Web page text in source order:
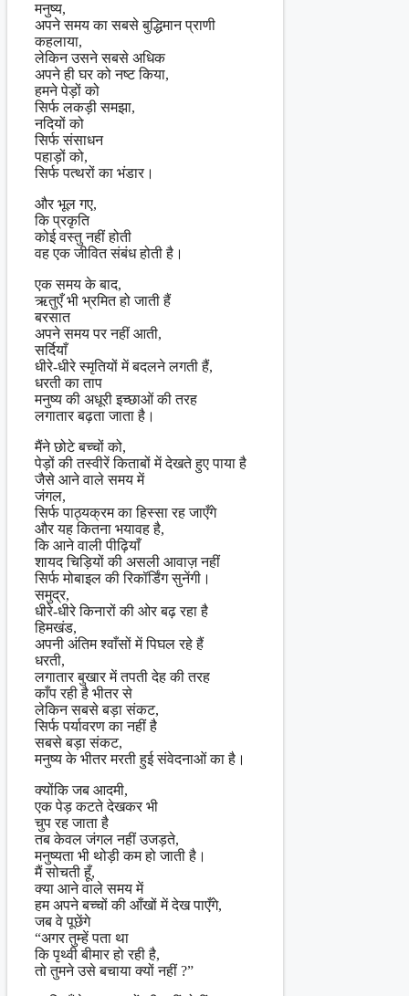
मनुष्य,
अपने समय का सबसे बुद्धिमान प्राणी
कहलाया,
लेकिन उसने सबसे अधिक
अपने ही घर को नष्ट किया,
हमने पेड़ों को
सिर्फ लकड़ी समझा,
नदियों को
सिर्फ संसाधन
पहाड़ों को,
सिर्फ पत्थरों का भंडार।
और भूल गए,
कि प्रकृति
कोई वस्तु नहीं होती
वह एक जीवित संबंध होती है।
एक समय के बाद,
ऋतुएँ भी भ्रमित हो जाती हैं
बरसात
अपने समय पर नहीं आती,
सर्दियाँ
धीरे-धीरे स्मृतियों में बदलने लगती हैं,
धरती का ताप
मनुष्य की अधूरी इच्छाओं की तरह
लगातार बढ़ता जाता है।
मैंने छोटे बच्चों को,
पेड़ों की तस्वीरें किताबों में देखते हुए पाया है
जैसे आने वाले समय में
जंगल,
सिर्फ पाठ्यक्रम का हिस्सा रह जाएँगे
और यह कितना भयावह है,
कि आने वाली पीढ़ियाँ
शायद चिड़ियों की असली आवाज़ नहीं
सिर्फ मोबाइल की रिकॉर्डिंग सुनेंगी।
समुद्र,
धीरे-धीरे किनारों की ओर बढ़ रहा है
हिमखंड,
अपनी अंतिम श्वाँसों में पिघल रहे हैं
धरती,
लगातार बुखार में तपती देह की तरह
काँप रही है भीतर से
लेकिन सबसे बड़ा संकट,
सिर्फ पर्यावरण का नहीं है
सबसे बड़ा संकट,
मनुष्य के भीतर मरती हुई संवेदनाओं का है।
क्योंकि जब आदमी,
एक पेड़ कटते देखकर भी
चुप रह जाता है
तब केवल जंगल नहीं उजड़ते,
मनुष्यता भी थोड़ी कम हो जाती है।
मैं सोचती हूँ,
क्या आने वाले समय में
हम अपने बच्चों की आँखों में देख पाएँगे,
जब वे पूछेंगे
“अगर तुम्हें पता था
कि पृथ्वी बीमार हो रही है,
तो तुमने उसे बचाया क्यों नहीं ?”